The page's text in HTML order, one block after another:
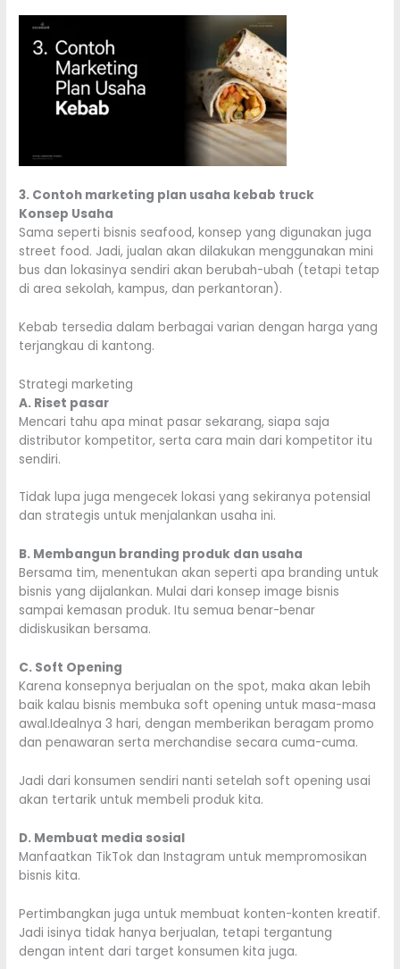
3. Contoh marketing plan usaha kebab truck
Konsep Usaha
Sama seperti bisnis seafood, konsep yang digunakan juga
street food. Jadi, jualan akan dilakukan menggunakan mini
bus dan lokasinya sendiri akan berubah-ubah (tetapi tetap
di area sekolah, kampus, dan perkantoran).
Kebab tersedia dalam berbagai varian dengan harga yang
terjangkau di kantong.
Strategi marketing
A. Riset pasar
Mencari tahu apa minat pasar sekarang, siapa saja
distributor kompetitor, serta cara main dari kompetitor itu
sendiri.
Tidak lupa juga mengecek lokasi yang sekiranya potensial
dan strategis untuk menjalankan usaha ini.
B. Membangun branding produk dan usaha
Bersama tim, menentukan akan seperti apa branding untuk
bisnis yang dijalankan. Mulai dari konsep image bisnis
sampai kemasan produk. Itu semua benar-benar
didiskusikan bersama.
C. Soft Opening
Karena konsepnya berjualan on the spot, maka akan lebih
baik kalau bisnis membuka soft opening untuk masa-masa
awal.Idealnya 3 hari, dengan memberikan beragam promo
dan penawaran serta merchandise secara cuma-cuma.
Jadi dari konsumen sendiri nanti setelah soft opening usai
akan tertarik untuk membeli produk kita.
D. Membuat media sosial
Manfaatkan TikTok dan Instagram untuk mempromosikan
bisnis kita.
Pertimbangkan juga untuk membuat konten-konten kreatif.
Jadi isinya tidak hanya berjualan, tetapi tergantung
dengan intent dari target konsumen kita juga.